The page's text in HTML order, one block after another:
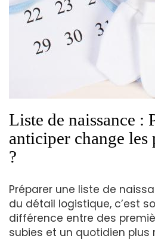
Liste de naissance :
anticiper change les
?
Préparer une liste de
du détail logistique, c’est
différence entre des
subies et un quotidien plus